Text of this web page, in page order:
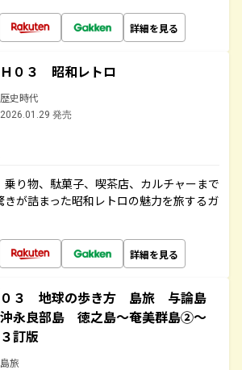
詳細を見る
Ｈ０３ 昭和レトロ
歴史時代
2026.01.29 発売
り物、駄菓子、喫茶店、カルチャーまで
が詰まった昭和レトロの魅力を旅するガ
詳細を見る
０３ 地球の歩き方 島旅 与論島
沖永良部島 徳之島～奄美群島②～
３訂版
島旅